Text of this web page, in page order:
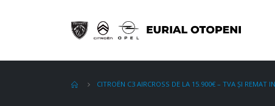
CITROËN C3 AIRCROSS DE LA 15.900€ – TVA ȘI REMAT